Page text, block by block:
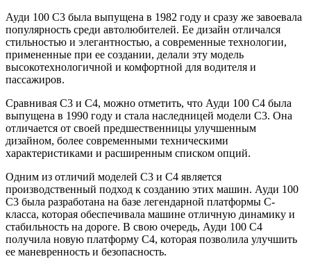
Ауди 100 С3 была выпущена в 1982 году и сразу же завоевала
популярность среди автолюбителей. Ее дизайн отличался
стильностью и элегантностью, а современные технологии,
примененные при ее создании, делали эту модель
высокотехнологичной и комфортной для водителя и
пассажиров.
Сравнивая С3 и С4, можно отметить, что Ауди 100 С4 была
выпущена в 1990 году и стала наследницей модели С3. Она
отличается от своей предшественницы улучшенным
дизайном, более современными техническими
характеристиками и расширенным списком опций.
Одним из отличий моделей С3 и С4 является
производственный подход к созданию этих машин. Ауди 100
С3 была разработана на базе легендарной платформы С-
класса, которая обеспечивала машине отличную динамику и
стабильность на дороге. В свою очередь, Ауди 100 С4
получила новую платформу C4, которая позволила улучшить
ее маневренность и безопасность.